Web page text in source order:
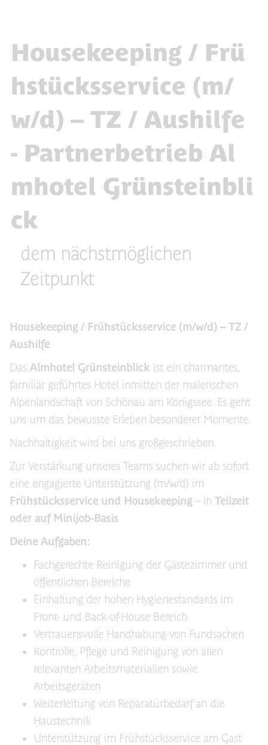
Housekeeping / Frü
hstücksservice (m/
w/d) – TZ / Aushilfe
- Partnerbetrieb Al
mhotel Grünsteinbli
ck
dem nächstmöglichen
Zeitpunkt
Housekeeping / Frühstücksservice (m/w/d) – TZ /
Aushilfe
Das Almhotel Grünsteinblick ist ein charmantes,
familiär geführtes Hotel inmitten der malerischen
Alpenlandschaft von Schönau am Königssee. Es geht
uns um das bewusste Erleben besonderer Momente.
Nachhaltigkeit wird bei uns großgeschrieben.
Zur Verstärkung unseres Teams suchen wir ab sofort
eine engagierte Unterstützung (m/w/d) im
Frühstücksservice und Housekeeping– in Teilzeit
oder auf Minijob-Basis
Deine Aufgaben:
Fachgerechte Reinigung der Gästezimmer und
öffentlichen Bereiche
Einhaltung der hohen Hygienestandards im
Front- und Back-of-House Bereich
Vertrauensvolle Handhabung von Fundsachen
Kontrolle, Pflege und Reinigung von allen
relevanten Arbeitsmaterialien sowie
Arbeitsgeräten
Weiterleitung von Reparaturbedarf an die
Haustechnik
Unterstützung im Frühstücksservice am Gast